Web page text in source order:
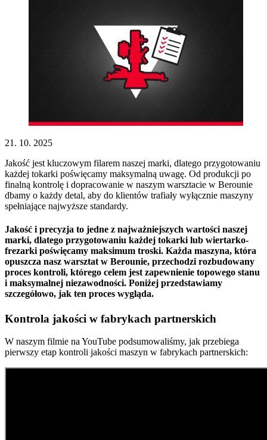
21. 10. 2025
Jakość jest kluczowym filarem naszej marki, dlatego przygotowaniu
każdej tokarki poświęcamy maksymalną uwagę. Od produkcji po
finalną kontrolę i dopracowanie w naszym warsztacie w Berounie
dbamy o każdy detal, aby do klientów trafiały wyłącznie maszyny
spełniające najwyższe standardy.
Jakość i precyzja to jedne z najważniejszych wartości naszej
marki, dlatego przygotowaniu każdej tokarki lub wiertarko-
frezarki poświęcamy maksimum troski. Każda maszyna, która
opuszcza nasz warsztat w Berounie, przechodzi rozbudowany
proces kontroli, którego celem jest zapewnienie topowego stanu
i maksymalnej niezawodności. Poniżej przedstawiamy
szczegółowo, jak ten proces wygląda.
Kontrola jakości w fabrykach partnerskich
W naszym filmie na YouTube podsumowaliśmy, jak przebiega
pierwszy etap kontroli jakości maszyn w fabrykach partnerskich: